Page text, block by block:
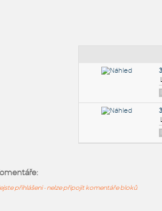
přihlášeni - nelze připojit komentáře bloků